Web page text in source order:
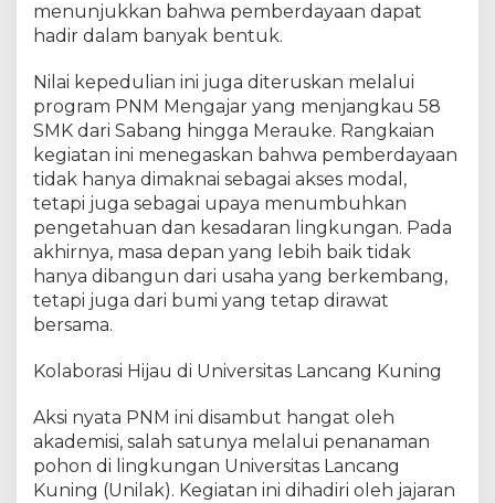
A
k
r
R
m
p
u
t
menunjukkan bahwa pemberdayaan dapat
hadir dalam banyak bentuk.
​Nilai kepedulian ini juga diteruskan melalui
program PNM Mengajar yang menjangkau 58
SMK dari Sabang hingga Merauke. Rangkaian
kegiatan ini menegaskan bahwa pemberdayaan
tidak hanya dimaknai sebagai akses modal,
tetapi juga sebagai upaya menumbuhkan
pengetahuan dan kesadaran lingkungan. Pada
akhirnya, masa depan yang lebih baik tidak
hanya dibangun dari usaha yang berkembang,
tetapi juga dari bumi yang tetap dirawat
bersama.
​Kolaborasi Hijau di Universitas Lancang Kuning
​Aksi nyata PNM ini disambut hangat oleh
akademisi, salah satunya melalui penanaman
pohon di lingkungan Universitas Lancang
Kuning (Unilak). Kegiatan ini dihadiri oleh jajaran